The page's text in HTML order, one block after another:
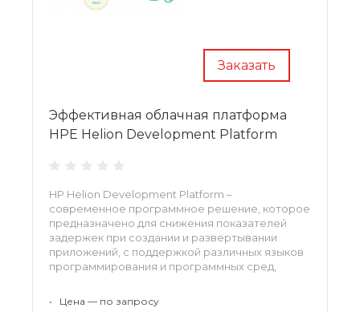
Заказать
Эффективная облачная платформа
HPE Helion Development Platform
HP Helion Development Platform –
современное программное решение, которое
предназначено для снижения показателей
задержек при создании и развертывании
приложений, с поддержкой различных языков
программирования и программных сред,
• Цена — по запросу